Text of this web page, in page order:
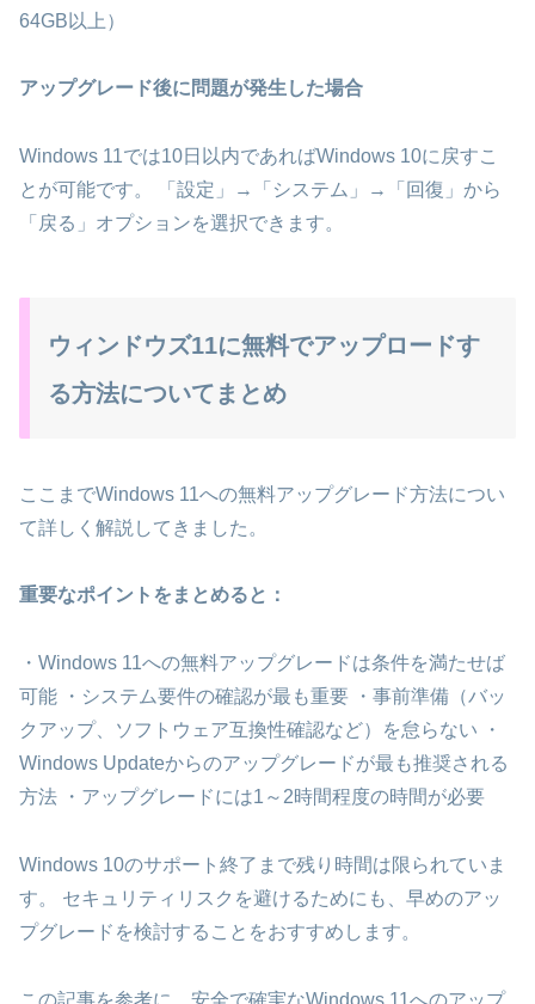
64GB以上）
アップグレード後に問題が発生した場合
Windows 11では10日以内であればWindows 10に戻すこ
とが可能です。 「設定」→「システム」→「回復」から
「戻る」オプションを選択できます。
ウィンドウズ11に無料でアップロードす
る方法についてまとめ
ここまでWindows 11への無料アップグレード方法につい
て詳しく解説してきました。
重要なポイントをまとめると：
・Windows 11への無料アップグレードは条件を満たせば
可能 ・システム要件の確認が最も重要 ・事前準備（バッ
クアップ、ソフトウェア互換性確認など）を怠らない ・
Windows Updateからのアップグレードが最も推奨される
方法 ・アップグレードには1～2時間程度の時間が必要
Windows 10のサポート終了まで残り時間は限られていま
す。 セキュリティリスクを避けるためにも、早めのアッ
プグレードを検討することをおすすめします。
この記事を参考に、安全で確実なWindows 11へのアップ